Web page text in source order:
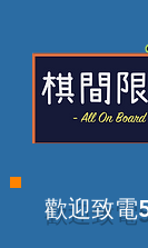
歡迎致電